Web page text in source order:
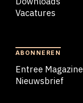
Vacatures
ABONNEREN
Entree Magazine
Nieuwsbrief